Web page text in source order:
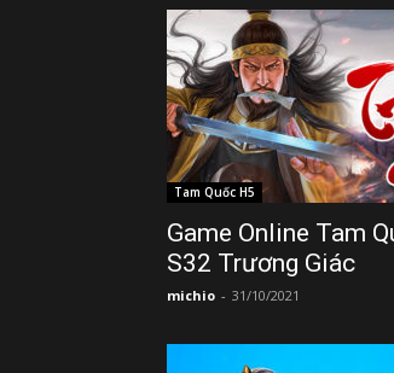
Tam Quốc H5
Game Online Tam
S32 Trương Giác
michio - 31/10/2021